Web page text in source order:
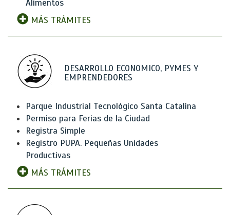
Alimentos
MÁS TRÁMITES
DESARROLLO ECONOMICO, PYMES Y
EMPRENDEDORES
Parque Industrial Tecnológico Santa Catalina
Permiso para Ferias de la Ciudad
Registra Simple
Registro PUPA. Pequeñas Unidades
Productivas
MÁS TRÁMITES